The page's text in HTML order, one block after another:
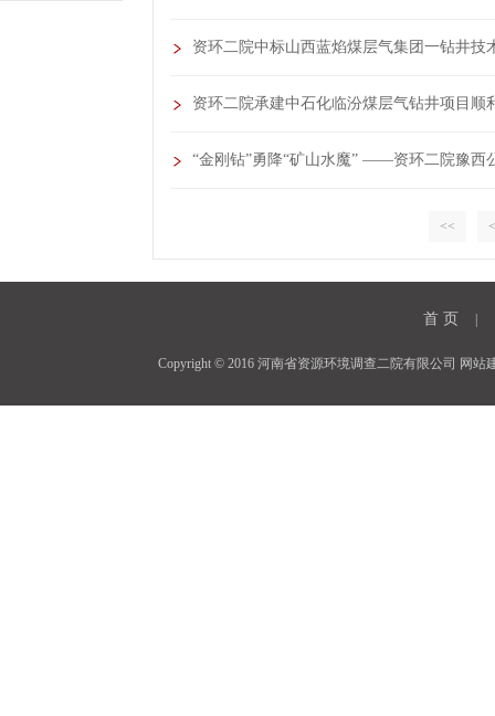
资环二院中标山西蓝焰煤层气集团一钻井技
资环二院承建中石化临汾煤层气钻井项目顺
“金刚钻”勇降“矿山水魔” ——资环二院豫西
<< <
首 页
Copyright © 2016 河南省资源环境调查二院有限公司 网站